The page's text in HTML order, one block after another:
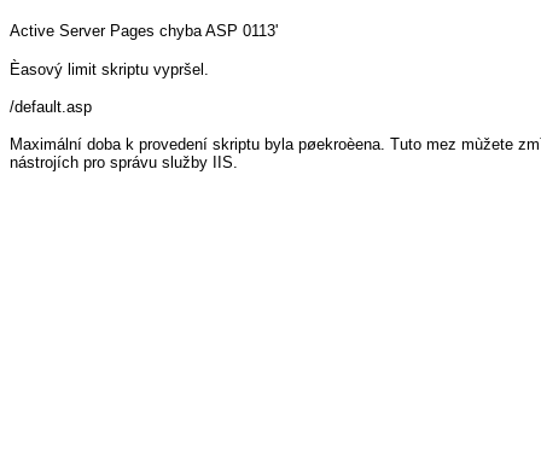
Active Server Pages chyba ASP 0113'
Èasový limit skriptu vypršel.
/default.asp
Maximální doba k provedení skriptu byla pøekroèena. Tuto mez mùžete
nástrojích pro správu služby IIS.